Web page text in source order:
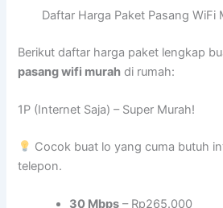
Daftar Harga Paket Pasang WiFi
Berikut daftar harga paket lengkap
pasang wifi murah di rumah:
1P (Internet Saja) – Super Murah!
Cocok buat lo yang cuma butuh
telepon.
30 Mbps – Rp265.000